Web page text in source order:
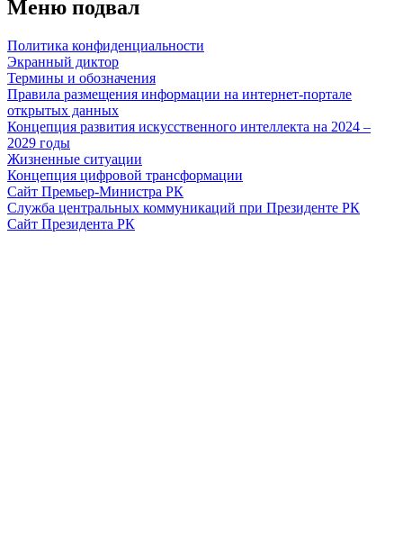
Меню подвал
Политика конфиденциальности
Экранный диктор
Термины и обозначения
Правила размещения информации на интернет-портале
открытых данных
Концепция развития искусственного интеллекта на 2024 –
2029 годы
Жизненные ситуации
Концепция цифровой трансформации
Сайт Премьер-Министра РК
Служба центральных коммуникаций при Президенте РК
Сайт Президента РК